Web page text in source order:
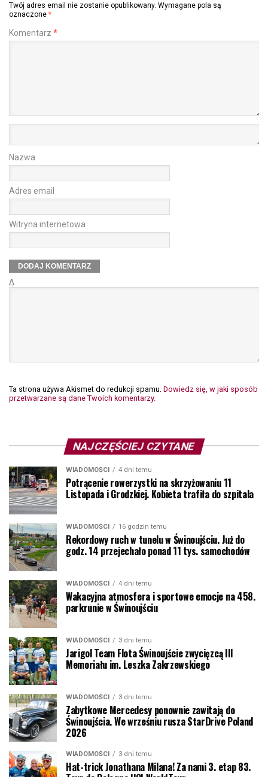
Twój adres email nie zostanie opublikowany. Wymagane pola są
oznaczone *
Komentarz *
Nazwa
Adres email
Witryna internetowa
Δ
Ta strona używa Akismet do redukcji spamu. Dowiedz się, w jaki sposób
przetwarzane są dane Twoich komentarzy.
NAJCZĘŚCIEJ CZYTANE
WIADOMOŚCI 4 dni temu
Potrącenie rowerzystki na skrzyżowaniu 11
Listopada i Grodzkiej. Kobieta trafiła do szpitala
WIADOMOŚCI 16 godzin temu
Rekordowy ruch w tunelu w Świnoujściu. Już do
godz. 14 przejechało ponad 11 tys. samochodów
WIADOMOŚCI 4 dni temu
Wakacyjna atmosfera i sportowe emocje na 458.
parkrunie w Świnoujściu
WIADOMOŚCI 3 dni temu
Jarigol Team Flota Świnoujście zwycięzcą III
Memoriału im. Leszka Zakrzewskiego
WIADOMOŚCI 3 dni temu
Zabytkowe Mercedesy ponownie zawitają do
Świnoujścia. We wrześniu rusza StarDrive Poland
2026
WIADOMOŚCI 3 dni temu
Hat-trick Jonathana Milana! Za nami 3. etap 83.